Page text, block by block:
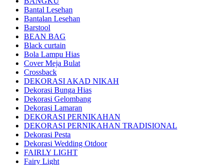
Bantal Lesehan
Bantalan Lesehan
Barstool
BEAN BAG
Black curtain
Bola Lampu Hias
Cover Meja Bulat
Crossback
DEKORASI AKAD NIKAH
Dekorasi Bunga Hias
Dekorasi Gelombang
Dekorasi Lamaran
DEKORASI PERNIKAHAN
DEKORASI PERNIKAHAN TRADISIONAL
Dekorasi Pesta
Dekorasi Wedding Otdoor
FAIRLY LIGHT
Fairy Light